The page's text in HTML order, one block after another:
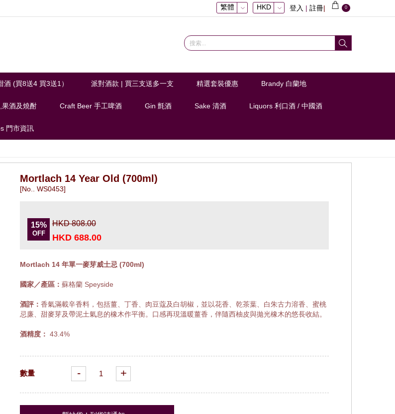
| 0
登入 | 註冊
HKD
繁體
酒 (買8送4 買3送1） 派對酒款 | 買三支送多一支 精選套裝優惠 Brandy 白蘭地
酒及燒酎 Craft Beer 手工啤酒 Gin 氈酒 Sake 清酒 Liquors 利口酒 / 中國酒
門市資訊
Mortlach 14 Year Old (700ml)
[No.. WS0453]
15%
OFF
HKD 808.00
HKD 688.00
Mortlach 14 年單一麥芽威士忌 (700ml)
國家／產區： 蘇格蘭 Speyside
酒評： 香氣滿載辛香料，包括薑、丁香、肉豆蔻及白胡椒，並以花香、乾茶葉、白朱古力溶香、蜜桃
忌廉、甜麥芽及帶泥土氣息的橡木作平衡。口感再現溫暖薑香，伴隨西柚皮與拋光橡木的悠長收結。
酒精度： 43.4%
數量 - +